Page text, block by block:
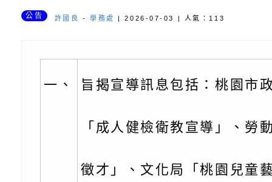
（CRPD）第三次國
檢送行政院新聞傳播
訊
辦理「115年度促進
檢送桃園市政府LED
6月交通安全宣導標
份及道安宣導影像素
有關「115年各賣場
設置防災(颱)專區」
信誼基金會於6／27
公告 許國良 -學務處 | 2026-07-03 | 人氣：113
一、 旨揭宣導訊息包括：桃園市
「成人健檢衛教宣導」、勞
徵才」、文化局「桃園兒童